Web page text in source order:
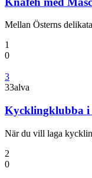
Mellan Österns
1
0
3
33alva
Kycklingklubba i
När du vill laga
2
0